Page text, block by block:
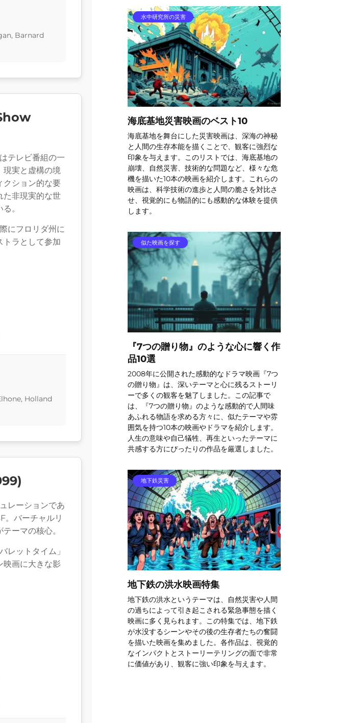
Barnard
テレビ番組の一
現実と虚構の境
クション的な要
た非現実的な世
。
にフロリダ州に
トラとして参加
Holland
レーションであ
。バーチャルリ
ーマの核心。
レットタイム」
映画に大きな影
水中研究所の災害
海底基地災害映画のベスト10
海底基地を舞台にした災害映画は、深海の神秘
と人間の生存本能を描くことで、観客に強烈な
印象を与えます。このリストでは、海底基地の
崩壊、自然災害、技術的な問題など、様々な危
機を描いた10本の映画を紹介します。これらの
映画は、科学技術の進歩と人間の脆さを対比さ
せ、視覚的にも物語的にも感動的な体験を提供
します。
似た映画を探す
『7つの贈り物』のような心に響く作
品10選
2008年に公開された感動的なドラマ映画『7つ
の贈り物』は、深いテーマと心に残るストーリ
ーで多くの観客を魅了しました。この記事で
は、『7つの贈り物』のような感動的で人間味
あふれる物語を求める方々に、似たテーマや雰
囲気を持つ10本の映画やドラマを紹介します。
人生の意味や自己犠牲、再生といったテーマに
共感する方にぴったりの作品を厳選しました。
地下鉄災害
地下鉄の洪水映画特集
地下鉄の洪水というテーマは、自然災害や人間
の過ちによって引き起こされる緊急事態を描く
映画に多く見られます。この特集では、地下鉄
が水没するシーンやその後の生存者たちの奮闘
を描いた映画を集めました。各作品は、視覚的
なインパクトとストーリーテリングの面で非常
に価値があり、観客に強い印象を与えます。